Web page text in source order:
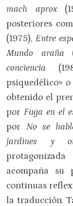
mach aprox
posteriores
(1975),Entre
Mundo araña
conciencia
psiquedélico»
obtenido el
porFuga en el
por No se
jardines y
acompaña su
continuas
la traducción.